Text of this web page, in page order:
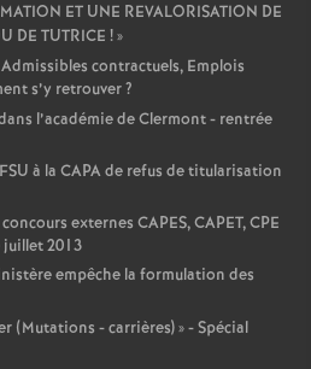
ET UNE REVALORISATION DE
DE TUTRICE !»
contractuels, Emplois
s’y retrouver?
l’académie de Clermont - rentrée
à la CAPA de refus de titularisation
externes CAPES, CAPET, CPE
2013
empêche la formulation des
(Mutations - carrières)» - Spécial